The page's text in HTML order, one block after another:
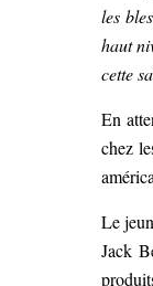
les
haut
cette
En
chez
Le
Jack